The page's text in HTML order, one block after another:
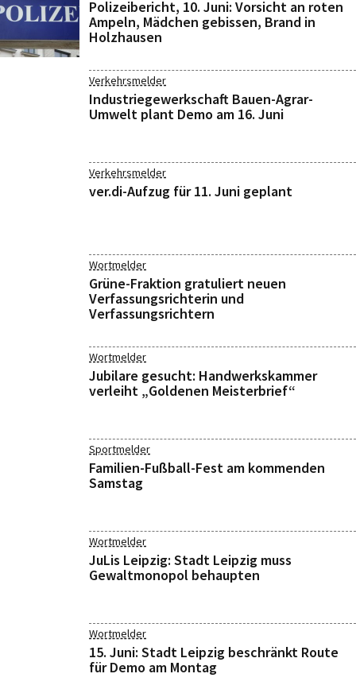
Polizeibericht, 10. Juni: Vorsicht an roten
Ampeln, Mädchen gebissen, Brand in
Holzhausen
Verkehrsmelder
Industriegewerkschaft Bauen-Agrar-
Umwelt plant Demo am 16. Juni
Verkehrsmelder
ver.di-Aufzug für 11. Juni geplant
Wortmelder
Grüne-Fraktion gratuliert neuen
Verfassungsrichterin und
Verfassungsrichtern
Wortmelder
Jubilare gesucht: Handwerkskammer
verleiht „Goldenen Meisterbrief“
Sportmelder
Familien-Fußball-Fest am kommenden
Samstag
Wortmelder
JuLis Leipzig: Stadt Leipzig muss
Gewaltmonopol behaupten
Wortmelder
15. Juni: Stadt Leipzig beschränkt Route
für Demo am Montag